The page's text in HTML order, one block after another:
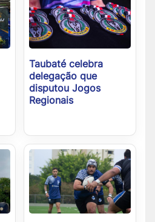
Taubaté celebra
delegação que
disputou Jogos
Regionais